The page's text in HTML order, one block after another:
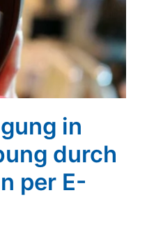
in
durch
per E-